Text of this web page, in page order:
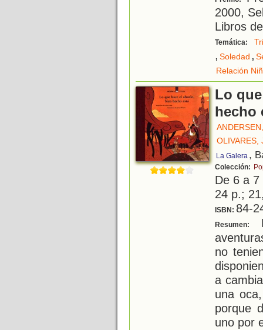
2000,
Libros
Temática:
, Soledad ,
Relación
Lo
hecho
OLIVARES,
La Galera ,
Colección:
De 6 a
24 p.;
ISBN: 84-
Resumen:
no
a
una
porque
uno por